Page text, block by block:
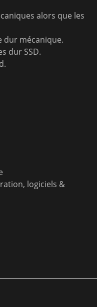
alors que les
dur mécanique.
dur SSD.
logiciels &